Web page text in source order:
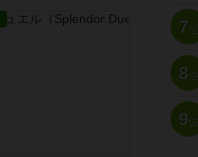
7位
8位
9位